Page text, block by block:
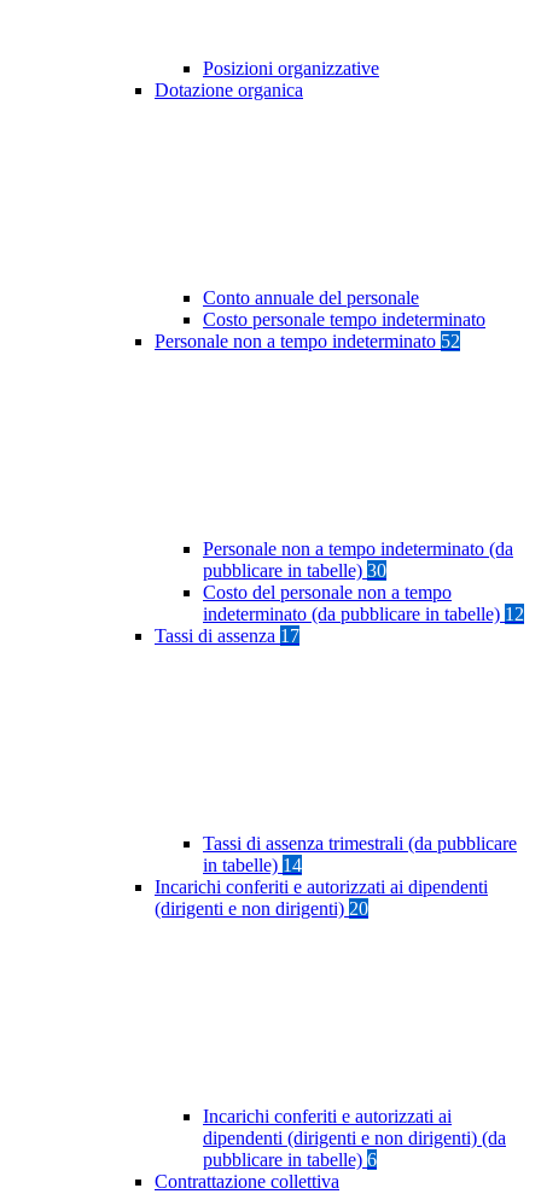
Posizioni organizzative
Dotazione organica
Conto annuale del personale
Costo personale tempo indeterminato
Personale non a tempo indeterminato 52
Personale non a tempo indeterminato (da
pubblicare in tabelle) 30
Costo del personale non a tempo
indeterminato (da pubblicare in tabelle) 12
Tassi di assenza 17
Tassi di assenza trimestrali (da pubblicare
in tabelle) 14
Incarichi conferiti e autorizzati ai dipendenti
(dirigenti e non dirigenti) 20
Incarichi conferiti e autorizzati ai
dipendenti (dirigenti e non dirigenti) (da
pubblicare in tabelle) 6
Contrattazione collettiva